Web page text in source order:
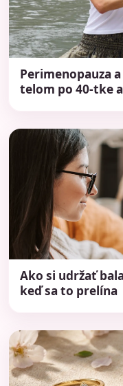
Perimenopauza
telom po 40-tke
Ako si udržať
keď sa to prelína